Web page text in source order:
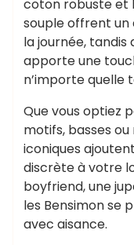
coton robuste et
souple offrent
la journée,
apporte une
n’importe quelle
Que vous optiez
motifs, basses
iconiques
discrète à votre
boyfriend, une
les Bensimon se
avec aisance.